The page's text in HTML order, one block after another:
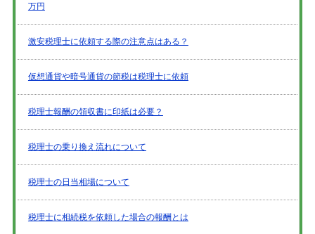
万円
激安税理士に依頼する際の注意点はある？
仮想通貨や暗号通貨の節税は税理士に依頼
税理士報酬の領収書に印紙は必要？
税理士の乗り換え流れについて
税理士の日当相場について
税理士に相続税を依頼した場合の報酬とは